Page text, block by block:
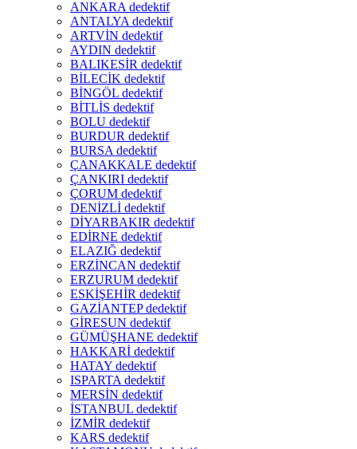
ANKARA dedektif
ANTALYA dedektif
ARTVİN dedektif
AYDIN dedektif
BALIKESİR dedektif
BİLECİK dedektif
BİNGÖL dedektif
BİTLİS dedektif
BOLU dedektif
BURDUR dedektif
BURSA dedektif
ÇANAKKALE dedektif
ÇANKIRI dedektif
ÇORUM dedektif
DENİZLİ dedektif
DİYARBAKIR dedektif
EDİRNE dedektif
ELAZIĞ dedektif
ERZİNCAN dedektif
ERZURUM dedektif
ESKİŞEHİR dedektif
GAZİANTEP dedektif
GİRESUN dedektif
GÜMÜŞHANE dedektif
HAKKARİ dedektif
HATAY dedektif
ISPARTA dedektif
MERSİN dedektif
İSTANBUL dedektif
İZMİR dedektif
KARS dedektif